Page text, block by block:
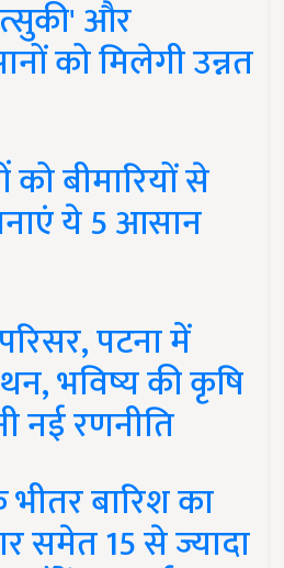
और
को मिलेगी उन्नत
बीमारियों से
ये 5 आसान
पटना में
भविष्य की कृषि
नई रणनीति
बारिश का
समेत 15 से ज्यादा